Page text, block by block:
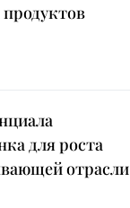
для роста
отрасли